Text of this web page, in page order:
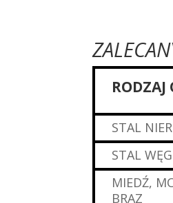
RODZAJ
STAL
STAL
MIEDŹ,
BRĄZ